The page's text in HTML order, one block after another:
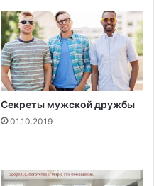
Секреты мужской дружбы
01.10.2019